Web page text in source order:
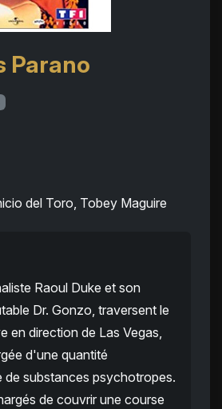
Parano
del Toro, Tobey Maguire
Raoul Duke et son
Dr. Gonzo, traversent le
en direction de Las Vegas,
d'une quantité
de substances psychotropes.
de couvrir une course